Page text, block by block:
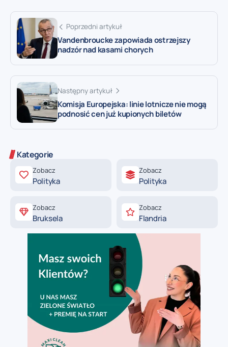
Poprzedni artykuł
Vandenbroucke zapowiada ostrzejszy
nadzór nad kasami chorych
Następny artykuł
Komisja Europejska: linie lotnicze nie mogą
podnosić cen już kupionych biletów
Kategorie
Zobacz
Polityka
Zobacz
Polityka
Zobacz
Bruksela
Zobacz
Flandria